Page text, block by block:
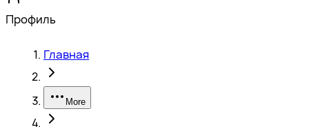
Профиль
Главная
More